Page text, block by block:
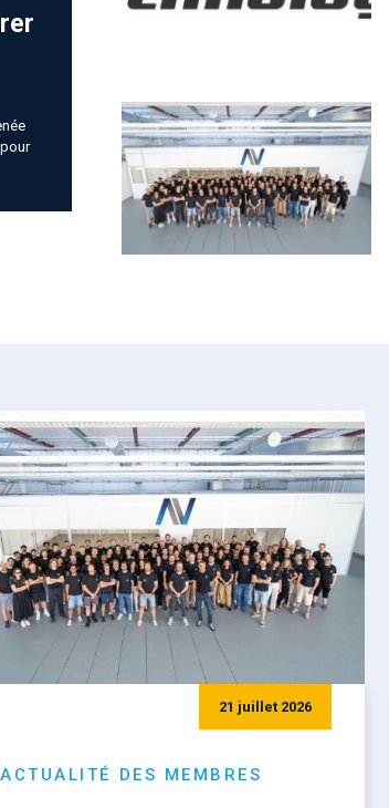
21 juillet 2026
ACTUALITÉ DES MEMBRES